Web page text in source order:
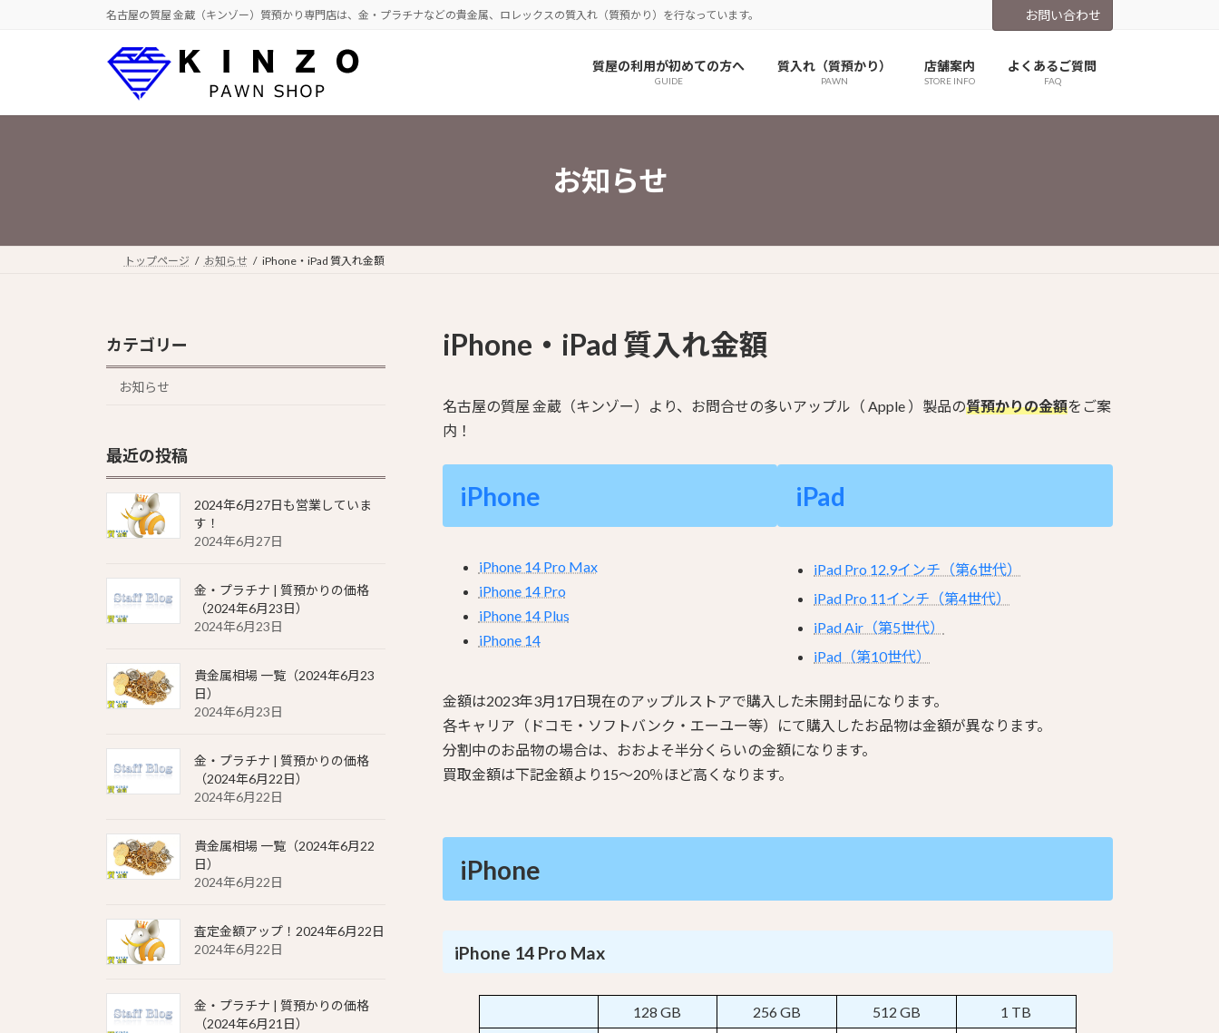
へ
ョ
名古屋の質屋 金蔵（キンゾー）質預かり専門店は、金・プラチナなどの貴金属、ロレックスの質入れ（質預かり）を行なっています。 お問い合わせ
質屋の利用が初めての方へ
GUIDE
質入れ（質預かり）
PAWN
店舗案内
STORE INFO
よくあるご質問
FAQ
お知らせ
トップページ お知らせ iPhone・iPad 質入れ金額
iPhone・iPad 質入れ金額
名古屋の質屋 金蔵（キンゾー）より、お問合せの多いアップル（ Apple ）製品の質預かりの金額をご案
内！
iPhone
iPhone 14 Pro Max
iPhone 14 Pro
iPhone 14 Plus
iPhone 14
iPad
iPad Pro 12.9インチ（第6世代）
iPad Pro 11インチ（第4世代）
iPad Air（第5世代）
iPad（第10世代）
金額は2023年3月17日現在のアップルストアで購入した未開封品になります。
各キャリア（ドコモ・ソフトバンク・エーユー等）にて購入したお品物は金額が異なります。
分割中のお品物の場合は、おおよそ半分くらいの金額になります。
買取金額は下記金額より15～20％ほど高くなります。
iPhone
iPhone 14 Pro Max
128 GB 256 GB 512 GB 1 TB
カテゴリー
お知らせ
最近の投稿
2024年6月27日も営業していま
す！
2024年6月27日
金・プラチナ | 質預かりの価格
（2024年6月23日）
2024年6月23日
貴金属相場 一覧（2024年6月23
日）
2024年6月23日
金・プラチナ | 質預かりの価格
（2024年6月22日）
2024年6月22日
貴金属相場 一覧（2024年6月22
日）
2024年6月22日
査定金額アップ！2024年6月22日
2024年6月22日
金・プラチナ | 質預かりの価格
（2024年6月21日）